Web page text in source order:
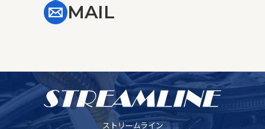
MAIL
ストリームライン